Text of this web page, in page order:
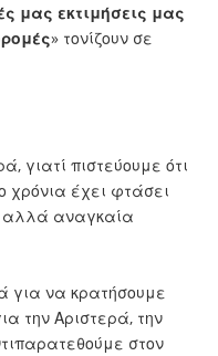
μας εκτιμήσεις μας
» τονίζουν σε
γιατί πιστεύουμε ότι
χρόνια έχει φτάσει
αλλά αναγκαία
για να κρατήσουμε
την Αριστερά, την
στον